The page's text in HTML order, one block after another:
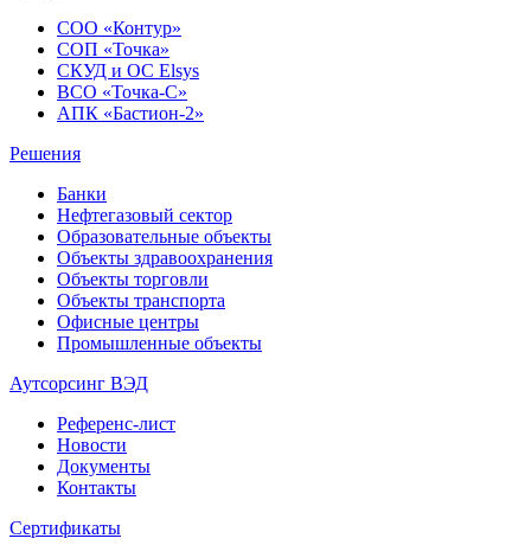
СОО «Контур»
СОП «Точка»
СКУД и ОС Elsys
ВСО «Точка-С»
АПК «Бастион-2»
Решения
Банки
Нефтегазовый сектор
Образовательные объекты
Объекты здравоохранения
Объекты торговли
Объекты транспорта
Офисные центры
Промышленные объекты
Аутсорсинг ВЭД
Референс-лист
Новости
Документы
Контакты
Сертификаты